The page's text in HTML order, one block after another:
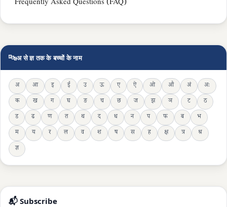
Frequently Asked Questions (FAQ)
🔤अ से ज्ञ तक के बच्चों के नाम
अ आ इ ई उ ऊ ए ऐ ओ औ अं
अः
क
ख ग घ ङ च छ ज झ ञ ट
ठ
ड
ढ ण त थ द ध न प फ ब
भ
म
य र ल व श ष स ह क्ष त्र
श्र
ज्ञ
📬 Subscribe